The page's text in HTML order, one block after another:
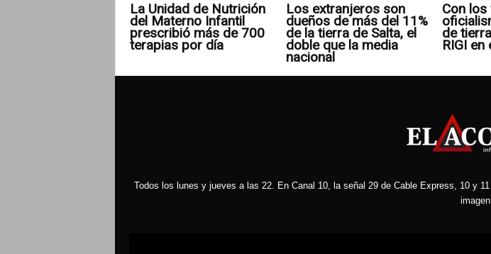
La Unidad de Nutrición
del Materno Infantil
prescribió más de 700
terapias por día
Los extranjeros son
dueños de más del 11%
de la tierra de Salta, el
doble que la media
nacional
Con
de
RIGI en
Todos los lunes y jueves a las 22. En Canal 10, la señal 29 de Cable Express, 10 y